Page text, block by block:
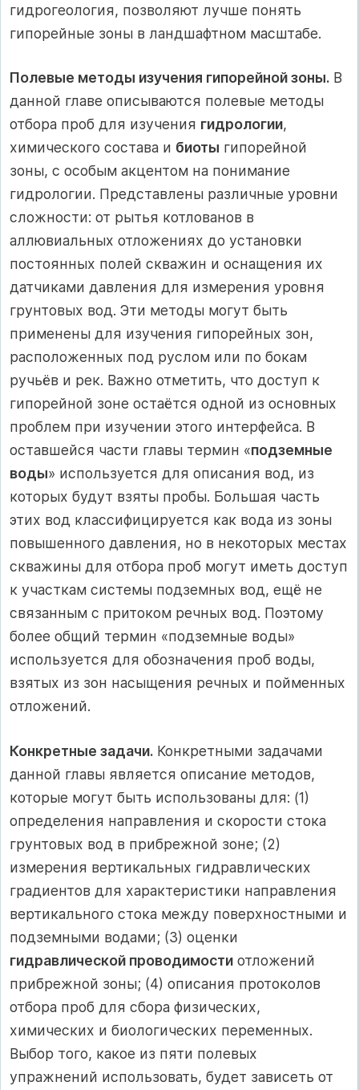
гидрогеология, позволяют лучше понять
гипорейные зоны в ландшафтном масштабе.
Полевые методы изучения гипорейной зоны. В
данной главе описываются полевые методы
отбора проб для изучения гидрологии,
химического состава и биоты гипорейной
зоны, с особым акцентом на понимание
гидрологии. Представлены различные уровни
сложности: от рытья котлованов в
аллювиальных отложениях до установки
постоянных полей скважин и оснащения их
датчиками давления для измерения уровня
грунтовых вод. Эти методы могут быть
применены для изучения гипорейных зон,
расположенных под руслом или по бокам
ручьёв и рек. Важно отметить, что доступ к
гипорейной зоне остаётся одной из основных
проблем при изучении этого интерфейса. В
оставшейся части главы термин «подземные
воды» используется для описания вод, из
которых будут взяты пробы. Большая часть
этих вод классифицируется как вода из зоны
повышенного давления, но в некоторых местах
скважины для отбора проб могут иметь доступ
к участкам системы подземных вод, ещё не
связанным с притоком речных вод. Поэтому
более общий термин «подземные воды»
используется для обозначения проб воды,
взятых из зон насыщения речных и пойменных
отложений.
Конкретные задачи. Конкретными задачами
данной главы является описание методов,
которые могут быть использованы для: (1)
определения направления и скорости стока
грунтовых вод в прибрежной зоне; (2)
измерения вертикальных гидравлических
градиентов для характеристики направления
вертикального стока между поверхностными и
подземными водами; (3) оценки
гидравлической проводимости отложений
прибрежной зоны; (4) описания протоколов
отбора проб для сбора физических,
химических и биологических переменных.
Выбор того, какое из пяти полевых
упражнений использовать, будет зависеть от